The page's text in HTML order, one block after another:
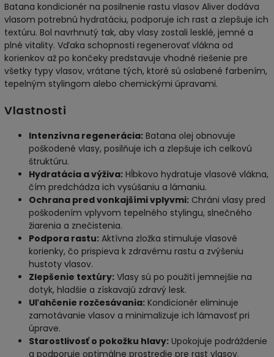
Batana kondicionér na posilnenie rastu vlasov Aliver dodáva
vlasom potrebnú hydratáciu, podporuje ich rast a zlepšuje ich
textúru. Bol navrhnutý tak, aby vlasy zostali lesklé, jemné a
plné vitality. Vďaka schopnosti regenerovať vlákna od
korienkov až po končeky predstavuje vhodné riešenie pre
všetky typy vlasov, vrátane tých, ktoré sú oslabené farbením,
tepelným stylingom alebo chemickými úpravami.
Vlastnosti
Intenzívna regenerácia: Batana olej obnovuje
poškodené vlasy, posilňuje ich a zlepšuje ich celkovú
štruktúru.
Hydratácia a výživa: Hĺbkovo hydratuje vlasové vlákna,
čím predchádza ich vysúšaniu a lámaniu.
Ochrana pred vonkajšími vplyvmi: Chráni vlasy pred
poškodením vplyvom tepelného stylingu, slnečného
žiarenia a znečistenia.
Podpora rastu: Aktívna zložka stimuluje vlasové
korienky, čo prispieva k zdravému rastu a zvýšeniu
hustoty vlasov.
Zlepšenie textúry: Vlasy sú po použití jemnejšie na
dotyk, hladšie a získavajú zdravý lesk.
Uľahčenie rozčesávania: Kondicionér eliminuje
zamotávanie vlasov a minimalizuje ich lámavosť pri
úprave.
Starostlivosť o pokožku hlavy: Upokojuje podráždenie
a podporuje optimálne prostredie pre rast vlasov.